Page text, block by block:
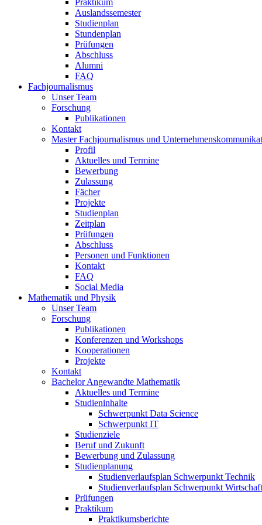
Praktikum
Auslandssemester
Studienplan
Stundenplan
Prüfungen
Abschluss
Alumni
FAQ
Fachjournalismus
Unser Team
Forschung
Publikationen
Kontakt
Master Fachjournalismus und
Profil
Aktuelles und Termine
Bewerbung
Zulassung
Fächer
Projekte
Studienplan
Zeitplan
Prüfungen
Abschluss
Personen und Funktionen
Kontakt
FAQ
Social Media
Mathematik und Physik
Unser Team
Forschung
Publikationen
Konferenzen und Workshops
Kooperationen
Projekte
Kontakt
Bachelor Angewandte Mathematik
Aktuelles und Termine
Studieninhalte
Schwerpunkt Data Science
Schwerpunkt IT
Studienziele
Beruf und Zukunft
Bewerbung und Zulassung
Studienplanung
Studienverlaufsplan Schwerpunkt Technik
Studienverlaufsplan Schwerpunkt Wirtschaft
Prüfungen
Praktikum
Praktikumsberichte